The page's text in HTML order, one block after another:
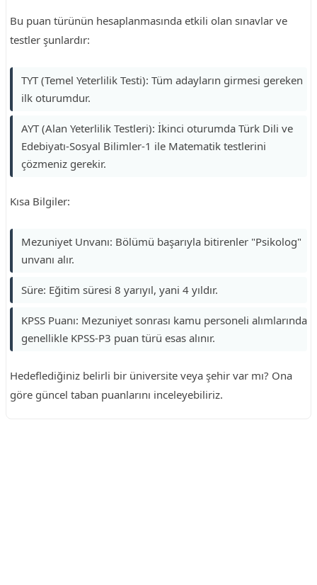
Bu puan türünün hesaplanmasında etkili olan sınavlar ve
testler şunlardır:
TYT (Temel Yeterlilik Testi): Tüm adayların girmesi gereken
ilk oturumdur.
AYT (Alan Yeterlilik Testleri): İkinci oturumda Türk Dili ve
Edebiyatı-Sosyal Bilimler-1 ile Matematik testlerini
çözmeniz gerekir.
Kısa Bilgiler:
Mezuniyet Unvanı: Bölümü başarıyla bitirenler "Psikolog"
unvanı alır.
Süre: Eğitim süresi 8 yarıyıl, yani 4 yıldır.
KPSS Puanı: Mezuniyet sonrası kamu personeli alımlarında
genellikle KPSS-P3 puan türü esas alınır.
Hedeflediğiniz belirli bir üniversite veya şehir var mı? Ona
göre güncel taban puanlarını inceleyebiliriz.